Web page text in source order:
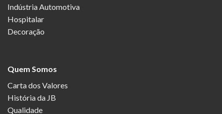
Indústria Automotiva
Hospitalar
Decoração
Quem Somos
Carta dos Valores
História da JB
Qualidade